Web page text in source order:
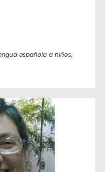
española a niños,